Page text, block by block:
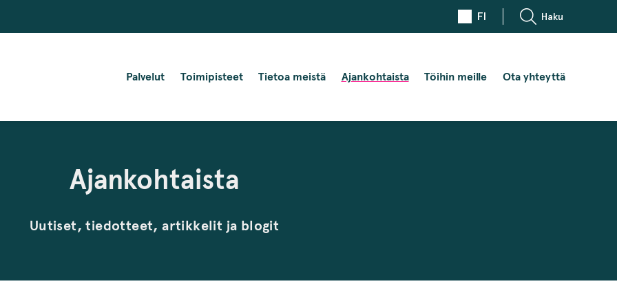
FI Haku
Palvelut Toimipisteet Tietoa meistä Ajankohtaista Töihin meille Ota yhteyttä
Ajankohtaista
Uutiset, tiedotteet, artikkelit ja blogit